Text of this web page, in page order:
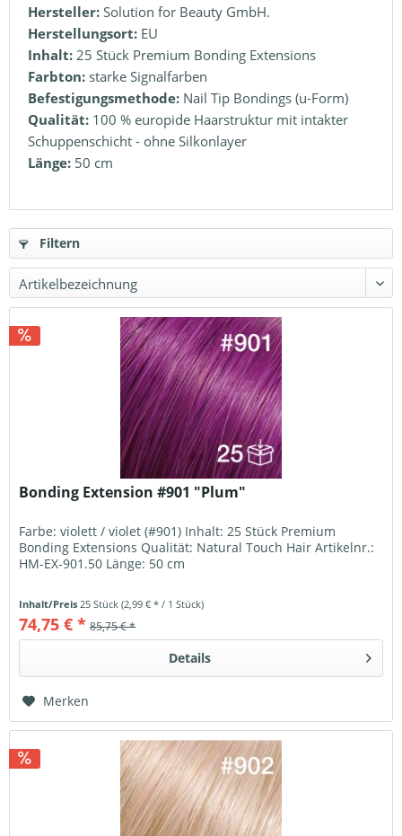
Hersteller: Solution for Beauty GmbH.
Herstellungsort: EU
Inhalt: 25 Stück Premium Bonding Extensions
Farbton: starke Signalfarben
Befestigungsmethode: Nail Tip Bondings (u-Form)
Qualität: 100 % europide Haarstruktur mit intakter
Schuppenschicht - ohne Silkonlayer
Länge: 50 cm
Filtern
Bonding Extension #901 "Plum"
Farbe: violett / violet (#901) Inhalt: 25 Stück Premium
Bonding Extensions Qualität: Natural Touch Hair Artikelnr.:
HM-EX-901.50 Länge: 50 cm
Inhalt/Preis25 Stück(2,99 € * / 1 Stück)
74,75 € * 85,75 € *
Details
Merken